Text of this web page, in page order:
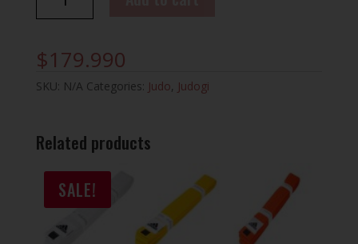
ADIDAS
MODELO
$179.990
SKU: N/A Categories: Judo, Judogi
Related products
SALE!